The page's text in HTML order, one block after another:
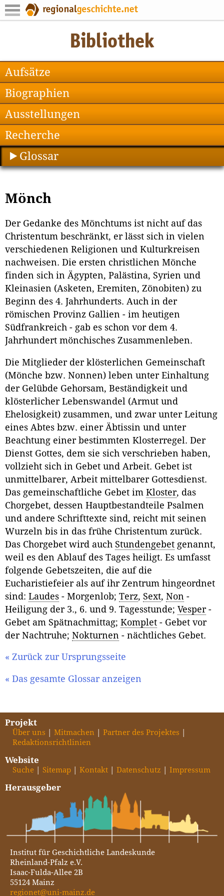
Aufsätze
Biographien
Ausstellungen
Recherche
Glossar
Mönch
Der Gedanke des Mönchtums ist nicht auf das
Christentum beschränkt, er lässt sich in vielen
verschiedenen Religionen und Kulturkreisen
nachweisen. Die ersten christlichen Mönche
finden sich in Ägypten, Palästina, Syrien und
Kleinasien (Asketen, Eremiten, Zönobiten) zu
Beginn des 4. Jahrhunderts. Auch in der
römischen Provinz Gallien - im heutigen
Südfrankreich - gab es schon vor dem 4.
Jahrhundert mönchisches Zusammenleben.
Die Mitglieder der klösterlichen Gemeinschaft
(Mönche bzw. Nonnen) leben unter Einhaltung
der Gelübde Gehorsam, Beständigkeit und
klösterlicher Lebenswandel (Armut und
Ehelosigkeit) zusammen, und zwar unter Leitung
eines Abtes bzw. einer Äbtissin und unter
Beachtung einer bestimmten Klosterregel. Der
Dienst Gottes, dem sie sich verschrieben haben,
vollzieht sich in Gebet und Arbeit. Gebet ist
unmittelbarer, Arbeit mittelbarer Gottesdienst.
Das gemeinschaftliche Gebet im Kloster, das
Chorgebet, dessen Hauptbestandteile Psalmen
und andere Schrifttexte sind, reicht mit seinen
Wurzeln bis in das frühe Christentum zurück.
Das Chorgebet wird auch Stundengebet genannt,
weil es den Ablauf des Tages heiligt. Es umfasst
folgende Gebetszeiten, die auf die
Eucharistiefeier als auf ihr Zentrum hingeordnet
sind: Laudes - Morgenlob; Terz, Sext, Non -
Heiligung der 3., 6. und 9. Tagesstunde; Vesper-
Gebet am Spätnachmittag; Komplet - Gebet vor
der Nachtruhe; Nokturnen - nächtliches Gebet.
« Zurück zur Ursprungsseite
« Das gesamte Glossar anzeigen
Projekt
Über uns Mitmachen
Partner des Projektes
Redaktionsrichtlinien
Website
Suche Sitemap Kontakt Datenschutz Impressum
Herausgeber
Institut für Geschichtliche Landeskunde
Rheinland-Pfalz e.V.
Isaac-Fulda-Allee 2B
55124 Mainz
regionet@uni-mainz.de